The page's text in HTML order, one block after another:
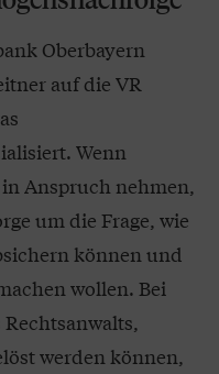
Oberbayern
auf die VR
Wenn
Anspruch nehmen,
um die Frage, wie
können und
wollen. Bei
werden können,